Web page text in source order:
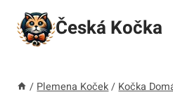
Přeskočit
obsah
Česká Kočka
/ Plemena Koček / Kočka